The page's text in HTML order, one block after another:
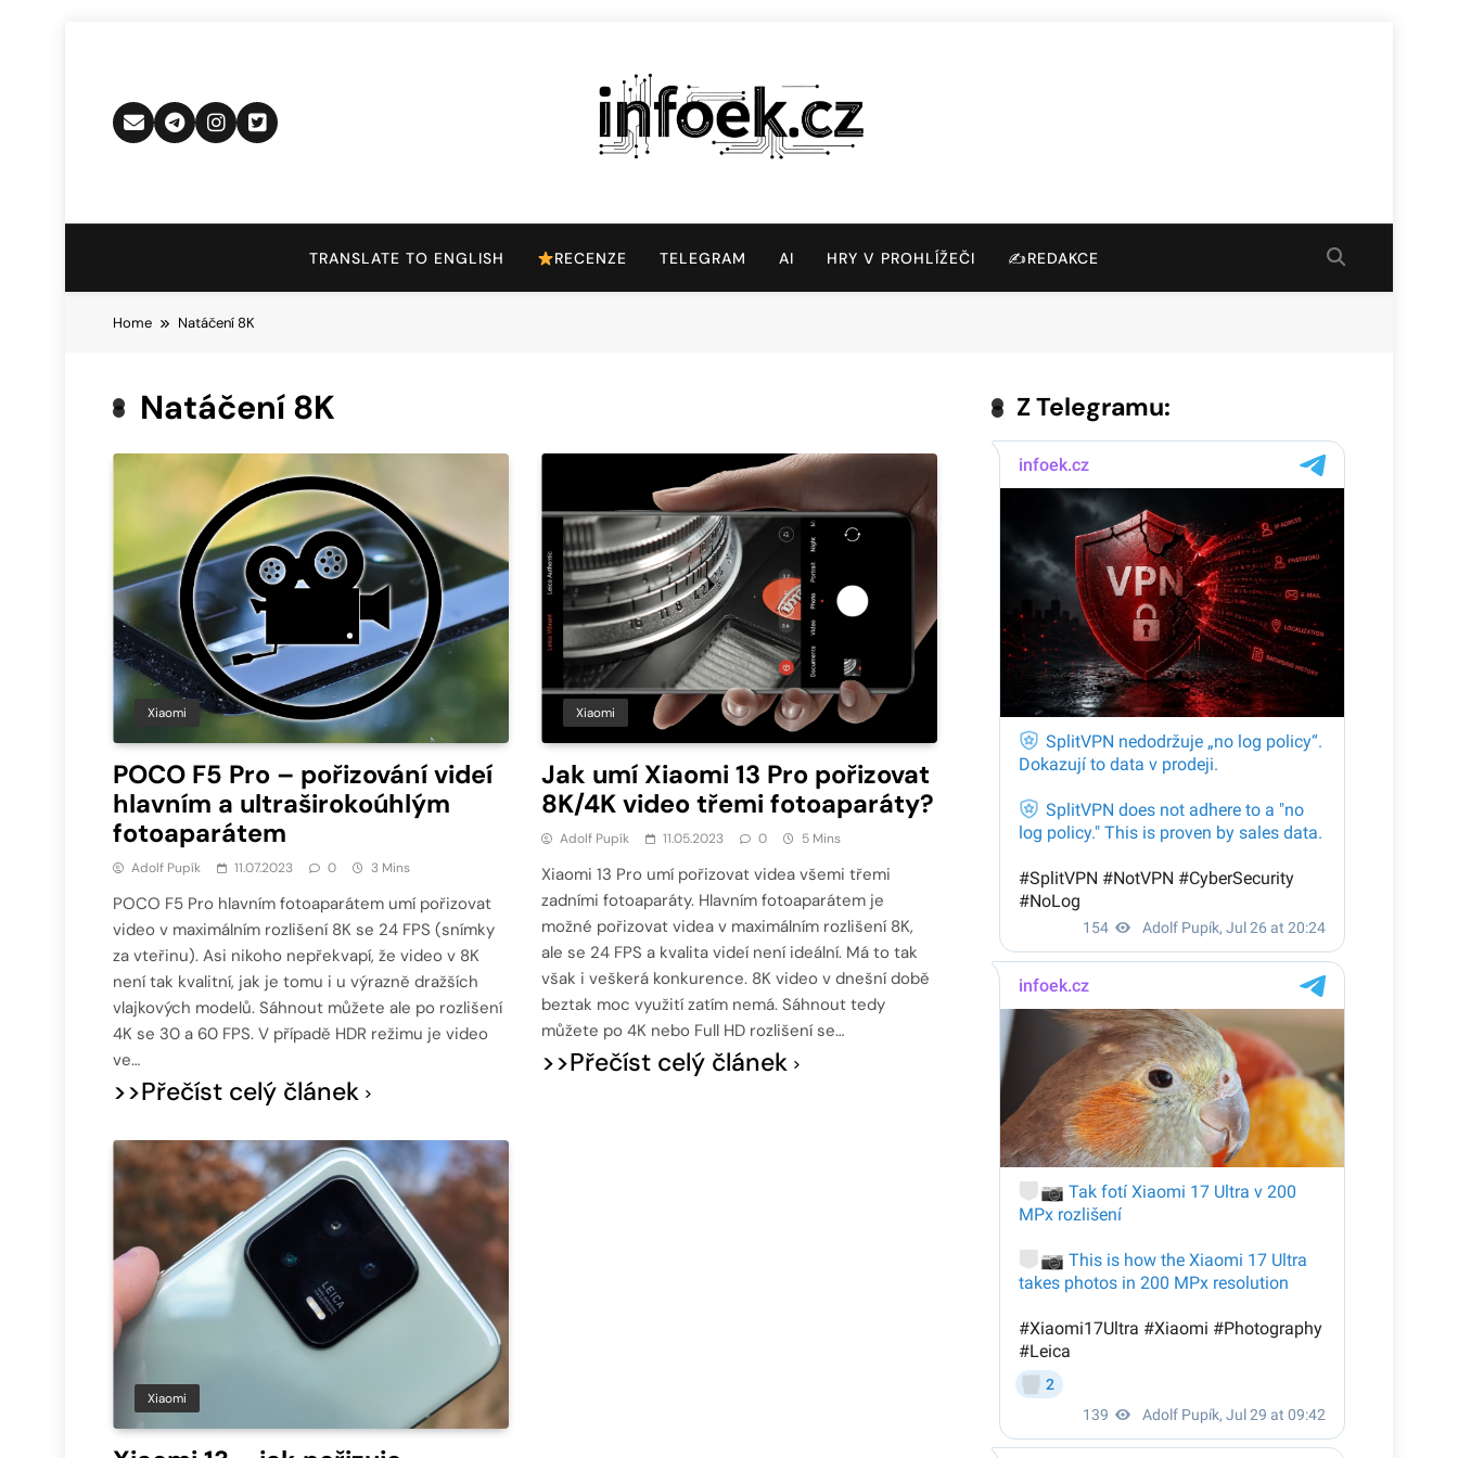
Infoek.cz
TRANSLATE TO ENGLISH RECENZE TELEGRAM AI HRY V PROHLÍŽEČI ✍️REDAKCE
Home Natáčení 8K
Natáčení 8K
Xiaomi
POCO F5 Pro – pořizování videí
hlavním a ultraširokoúhlým
fotoaparátem
Adolf Pupík 11.07.2023 0 3 Mins
POCO F5 Pro hlavním fotoaparátem umí pořizovat
video v maximálním rozlišení 8K se 24 FPS (snímky
za vteřinu). Asi nikoho nepřekvapí, že video v 8K
není tak kvalitní, jak je tomu i u výrazně dražších
vlajkových modelů. Sáhnout můžete ale po rozlišení
4K se 30 a 60 FPS. V případě HDR režimu je video
ve…
>>Přečíst celý článek
Xiaomi
Jak umí Xiaomi 13 Pro pořizovat
8K/4K video třemi fotoaparáty?
Adolf Pupík 11.05.2023 0 5 Mins
Xiaomi 13 Pro umí pořizovat videa všemi třemi
zadními fotoaparáty. Hlavním fotoaparátem je
možné pořizovat videa v maximálním rozlišení 8K,
ale se 24 FPS a kvalita videí není ideální. Má to tak
však i veškerá konkurence. 8K video v dnešní době
beztak moc využití zatím nemá. Sáhnout tedy
můžete po 4K nebo Full HD rozlišení se…
>>Přečíst celý článek
Xiaomi
Z Telegramu: